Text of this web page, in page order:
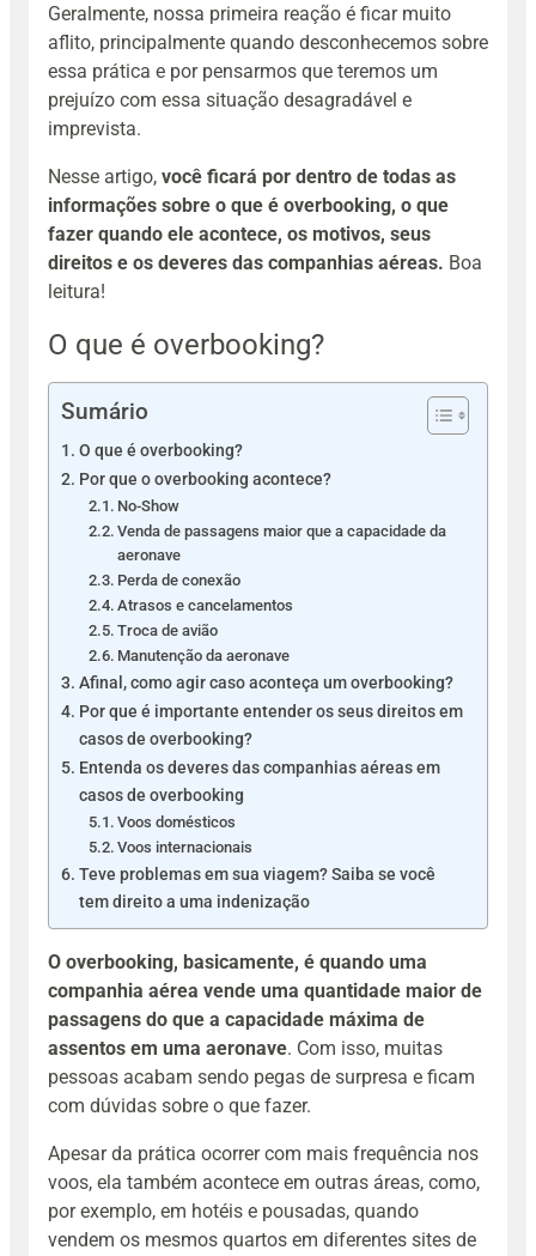
Geralmente, nossa primeira reação é ficar muito
aflito, principalmente quando desconhecemos sobre
essa prática e por pensarmos que teremos um
prejuízo com essa situação desagradável e
imprevista.
Nesse artigo, você ficará por dentro de todas as
informações sobre o que é overbooking, o que
fazer quando ele acontece, os motivos, seus
direitos e os deveres das companhias aéreas. Boa
leitura!
O que é overbooking?
Sumário
O que é overbooking?
Por que o overbooking acontece?
No-Show
Venda de passagens maior que a capacidade da
aeronave
Perda de conexão
Atrasos e cancelamentos
Troca de avião
Manutenção da aeronave
Afinal, como agir caso aconteça um overbooking?
Por que é importante entender os seus direitos em
casos de overbooking?
Entenda os deveres das companhias aéreas em
casos de overbooking
Voos domésticos
Voos internacionais
Teve problemas em sua viagem? Saiba se você
tem direito a uma indenização
O overbooking, basicamente, é quando uma
companhia aérea vende uma quantidade maior de
passagens do que a capacidade máxima de
assentos em uma aeronave. Com isso, muitas
pessoas acabam sendo pegas de surpresa e ficam
com dúvidas sobre o que fazer.
Apesar da prática ocorrer com mais frequência nos
voos, ela também acontece em outras áreas, como,
por exemplo, em hotéis e pousadas, quando
vendem os mesmos quartos em diferentes sites de